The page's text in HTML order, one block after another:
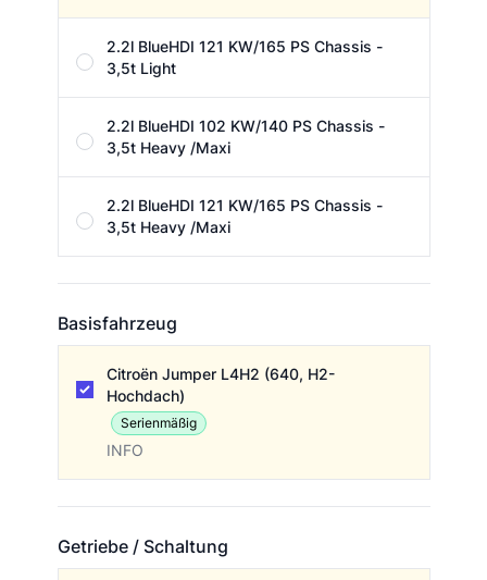
2.2l BlueHDI 121 KW/165 PS Chassis -
3,5t Light
2.2l BlueHDI 102 KW/140 PS Chassis -
3,5t Heavy /Maxi
2.2l BlueHDI 121 KW/165 PS Chassis -
3,5t Heavy /Maxi
Basisfahrzeug
Citroën Jumper L4H2 (640, H2-
Hochdach)
Serienmäßig
INFO
Getriebe / Schaltung